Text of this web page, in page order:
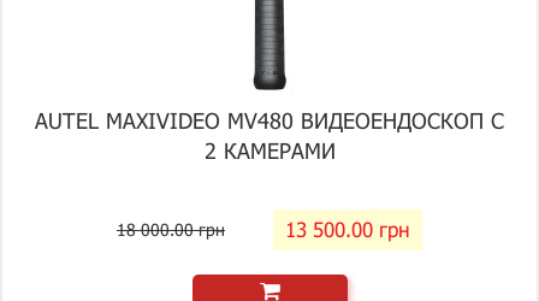
AUTEL MAXIVIDEO MV480 ВИДЕОЕНДОСКОП С
2 КАМЕРАМИ
18 000.00 грн 13 500.00 грн